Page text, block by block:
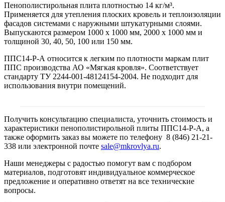
Пенополистирольная плита плотностью 14 кг/м³.
Применяется для утепления плоских кровель и теплоизоляции
фасадов системами с наружными штукатурными слоями.
Выпускаются размером 1000 х 1000 мм, 2000 х 1000 мм и
толщиной 30, 40, 50, 100 или 150 мм.
ППС14-Р-А относится к легким по плотности маркам плит
ППС производства АО «Мягкая кровля». Соответствует
стандарту ТУ 2244-001-48124154-2004. Не подходит для
использования внутри помещений.
Получить консультацию специалиста, уточнить стоимость и
характеристики пенополистирольной плиты ППС14-Р-А, а
также оформить заказ вы можете по телефону 8 (846) 21-21-
338 или электронной почте sale@mkrovlya.ru.
Наши менеджеры с радостью помогут вам с подбором
материалов, подготовят индивидуальное коммерческое
предложение и оперативно ответят на все технические
вопросы.